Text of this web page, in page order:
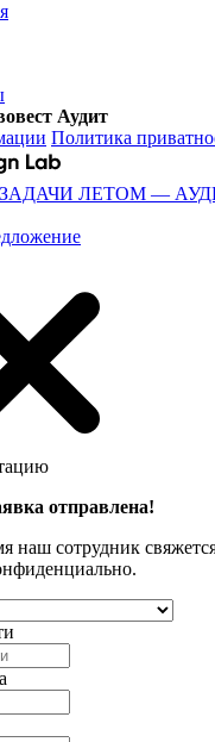
Аудит
Политика
ЛЕТОМ —
отправлена!
наш сотрудник